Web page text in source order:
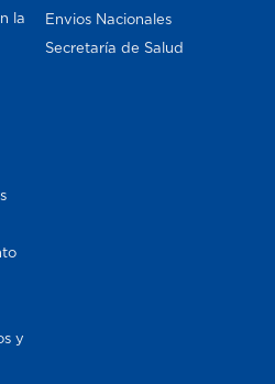
la
Envios Nacionales
Secretaría de Salud
y